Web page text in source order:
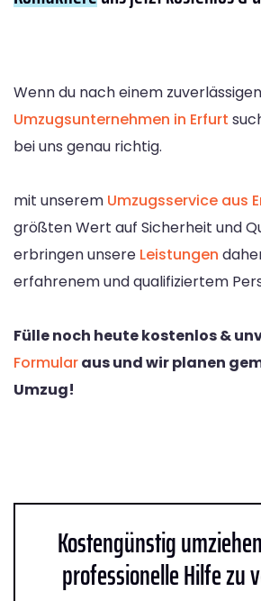
Wenn du nach einem
Umzugsunternehmen in Erfurt
bei uns genau richtig.
mit unserem Umzugsservice aus
größten Wert auf Sicherheit und
erbringen unsere Leistungen
erfahrenem und qualifiziertem
Fülle noch heute kostenlos &
Formularaus und wir planen
Umzug!
Kostengünstig
professionelle Hilfe zu